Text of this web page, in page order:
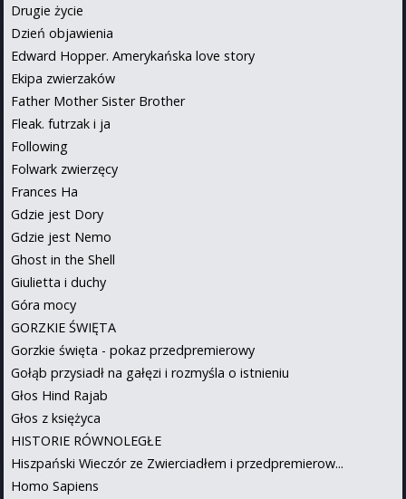
Drugie życie
Dzień objawienia
Edward Hopper. Amerykańska love story
Ekipa zwierzaków
Father Mother Sister Brother
Fleak. futrzak i ja
Following
Folwark zwierzęcy
Frances Ha
Gdzie jest Dory
Gdzie jest Nemo
Ghost in the Shell
Giulietta i duchy
Góra mocy
GORZKIE ŚWIĘTA
Gorzkie święta - pokaz przedpremierowy
Gołąb przysiadł na gałęzi i rozmyśla o istnieniu
Głos Hind Rajab
Głos z księżyca
HISTORIE RÓWNOLEGŁE
Hiszpański Wieczór ze Zwierciadłem i przedpremierow...
Homo Sapiens